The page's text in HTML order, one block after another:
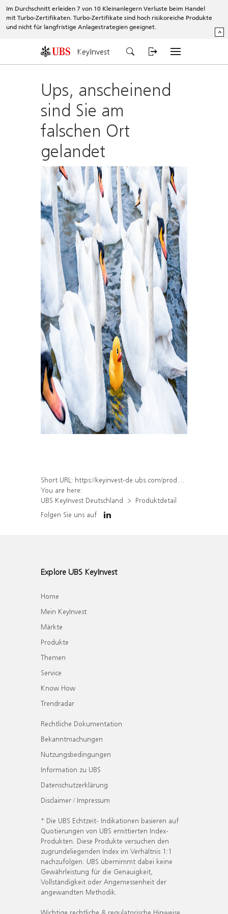
Im Durchschnitt erleiden 7 von 10 Kleinanlegern Verluste beim Handel
mit Turbo-Zertifikaten. Turbo-Zertifikate sind hoch risikoreiche Produkte
und nicht für langfristige Anlagestrategien geeignet.
^
KeyInvest
Ups, anscheinend
sind Sie am
falschen Ort
gelandet
Short URL: https://keyinvest-de.ubs.com/produkt/detail/index/isin/DE000WA5WJU3
You are here:
UBS KeyInvest Deutschland
Produktdetail
Folgen Sie uns auf
Explore UBS KeyInvest
Home
Mein KeyInvest
Märkte
Produkte
Themen
Service
Know How
Trendradar
Rechtliche Dokumentation
Bekanntmachungen
Nutzungsbedingungen
Information zu UBS
Datenschutzerklärung
Disclaimer / Impressum
* Die UBS Echtzeit- Indikationen basieren auf
Quotierungen von UBS emittierten Index-
Produkten. Diese Produkte versuchen den
zugrundeliegenden Index im Verhältnis 1:1
nachzufolgen. UBS übernimmt dabei keine
Gewährleistung für die Genauigkeit,
Vollständigkeit oder Angemessenheit der
angewandten Methodik.